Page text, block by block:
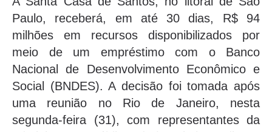
Paulo, receberá, em até 30 dias, R$ 94
milhões em recursos disponibilizados por
meio de um empréstimo com o Banco
Nacional de Desenvolvimento Econômico e
Social (BNDES). A decisão foi tomada após
uma reunião no Rio de Janeiro, nesta
segunda-feira (31), com representantes da